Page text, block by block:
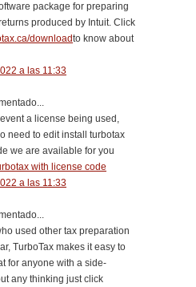
package for preparing
produced by Intuit. Click
downloadto know about
a las 11:33
a license being used,
need to edit install turbotax
we are available for you
with license code
a las 11:33
used other tax preparation
TurboTax makes it easy to
for anyone with a side-
any thinking just click